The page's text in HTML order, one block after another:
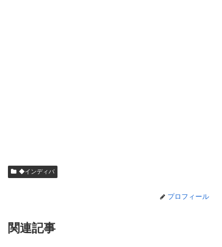
◆インディバ
プロフィール
関連記事